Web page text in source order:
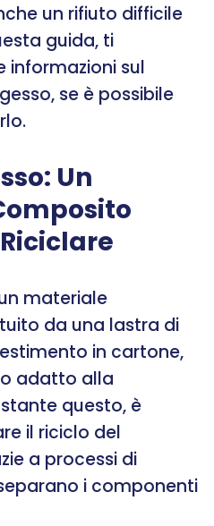
un rifiuto difficile
guida, ti
informazioni sul
se è possibile
Un
materiale
da una lastra di
in cartone,
adatto alla
questo, è
il riciclo del
a processi di
i componenti